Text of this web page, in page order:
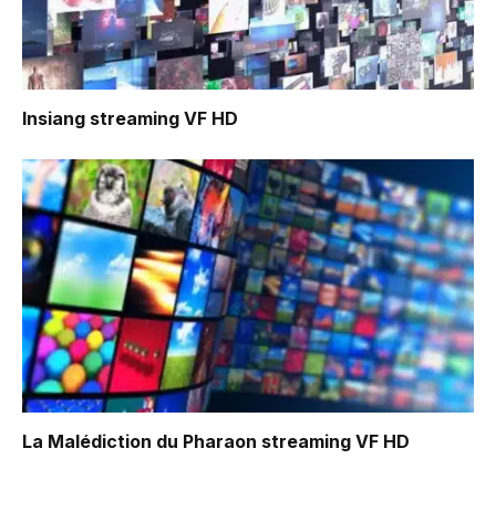
Insiang streaming VF HD
La Malédiction du Pharaon streaming VF HD